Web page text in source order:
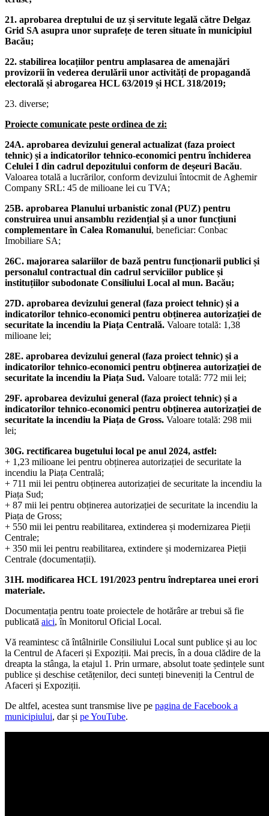
21. aprobarea dreptului de uz și servitute legală către Delgaz
Grid SA asupra unor suprafețe de teren situate în municipiul
Bacău;
22. stabilirea locațiilor pentru amplasarea de amenajări
provizorii în vederea derulării unor activități de propagandă
electorală și abrogarea HCL 63/2019 și HCL 318/2019;
23. diverse;
Proiecte comunicate peste ordinea de zi:
24A. aprobarea devizului general actualizat (faza proiect
tehnic) și a indicatorilor tehnico-economici pentru închiderea
Celulei I din cadrul depozitului conform de deșeuri Bacău.
Valoarea totală a lucrărilor, conform devizului întocmit de Aghemir
Company SRL: 45 de milioane lei cu TVA;
25B. aprobarea Planului urbanistic zonal (PUZ) pentru
construirea unui ansamblu rezidențial și a unor funcțiuni
complementare în Calea Romanului, beneficiar: Conbac
Imobiliare SA;
26C. majorarea salariilor de bază pentru funcționarii publici și
personalul contractual din cadrul serviciilor publice și
instituțiilor subodonate Consiliului Local al mun. Bacău;
27D. aprobarea devizului general (faza proiect tehnic) și a
indicatorilor tehnico-economici pentru obținerea autorizației de
securitate la incendiu la Piața Centrală. Valoare totală: 1,38
milioane lei;
28E. aprobarea devizului general (faza proiect tehnic) și a
indicatorilor tehnico-economici pentru obținerea autorizației de
securitate la incendiu la Piața Sud. Valoare totală: 772 mii lei;
29F. aprobarea devizului general (faza proiect tehnic) și a
indicatorilor tehnico-economici pentru obținerea autorizației de
securitate la incendiu la Piața de Gross. Valoare totală: 298 mii
lei;
30G. rectificarea bugetului local pe anul 2024, astfel:
+ 1,23 milioane lei pentru obținerea autorizației de securitate la
incendiu la Piața Centrală;
+ 711 mii lei pentru obținerea autorizației de securitate la incendiu la
Piața Sud;
+ 87 mii lei pentru obținerea autorizației de securitate la incendiu la
Piața de Gross;
+ 550 mii lei pentru reabilitarea, extinderea și modernizarea Pieții
Centrale;
+ 350 mii lei pentru reabilitarea, extindere și modernizarea Pieții
Centrale (documentații).
31H. modificarea HCL 191/2023 pentru îndreptarea unei erori
materiale.
Documentația pentru toate proiectele de hotărâre ar trebui să fie
publicată aici, în Monitorul Oficial Local.
Vă reamintesc că întâlnirile Consiliului Local sunt publice și au loc
la Centrul de Afaceri și Expoziții. Mai precis, în a doua clădire de la
dreapta la stânga, la etajul 1. Prin urmare, absolut toate ședințele sunt
publice și deschise cetățenilor, deci sunteți bineveniți la Centrul de
Afaceri și Expoziții.
De altfel, acestea sunt transmise live pe pagina de Facebook a
municipiului, dar și pe YouTube.